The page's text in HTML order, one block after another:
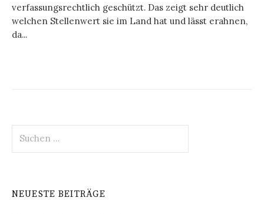
verfassungsrechtlich geschützt. Das zeigt sehr deutlich
welchen Stellenwert sie im Land hat und lässt erahnen,
da...
nach:
NEUESTE BEITRÄGE